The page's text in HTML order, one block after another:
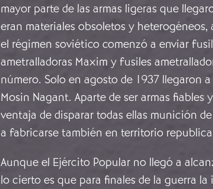
mayor parte de las armas ligeras que
eran materiales obsoletos y
el régimen soviético comenzó a enviar
ametralladoras Maxim y fusiles
número. Solo en agosto de 1937 llegaron
Mosin Nagant. Aparte de ser armas fiables
ventaja de disparar todas ellas munición
a fabricarse también en territorio
Aunque el Ejército Popular no llegó a
lo cierto es que para finales de la guerra la